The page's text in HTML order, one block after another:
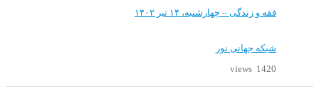
فقه و زندگی – چهارشنبه، ۱۴ تیر ۱۴۰۲
شبکه جهانی نور
1420 views